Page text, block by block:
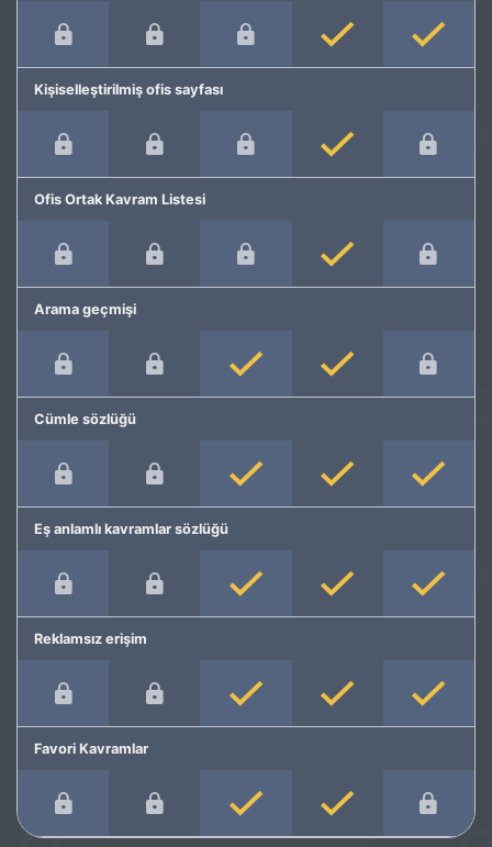
Kişiselleştirilmiş ofis sayfası
Ofis Ortak Kavram Listesi
Arama geçmişi
Cümle sözlüğü
Eş anlamlı kavramlar sözlüğü
Reklamsız erişim
Favori Kavramlar